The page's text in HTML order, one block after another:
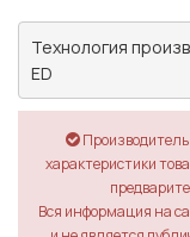
Технология
характеристики
Вся информация на